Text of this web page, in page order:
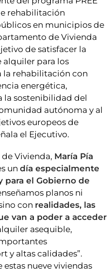
rehabilitación
en municipios de
de Vivienda
de satisfacer la
alquiler para los
la rehabilitación con
energética,
la sostenibilidad del
autónoma y al
europeos de
el Ejecutivo.
Vivienda, María Pía
un día especialmente
para el Gobierno de
planos ni
con realidades, las
van a poder a acceder
asequible,
y altas calidades”.
estas nueve viviendas